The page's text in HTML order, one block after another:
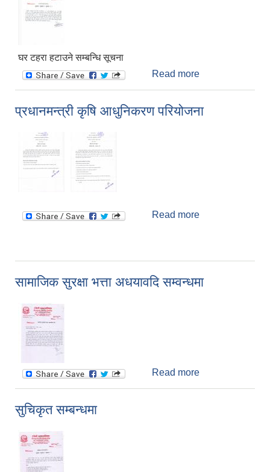
घर टहरा हटाउने सम्बन्धि सूचना
Read more
प्रधानमन्त्री कृषि आधुनिकरण परियोजना
Read more
सामाजिक सुरक्षा भत्ता अधयावदि सम्वन्धमा
Read more
सुचिकृत सम्बन्धमा